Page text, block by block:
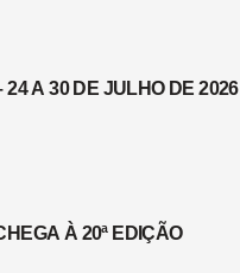
24 A 30 DE JULHO DE 2026
À 20ª EDIÇÃO